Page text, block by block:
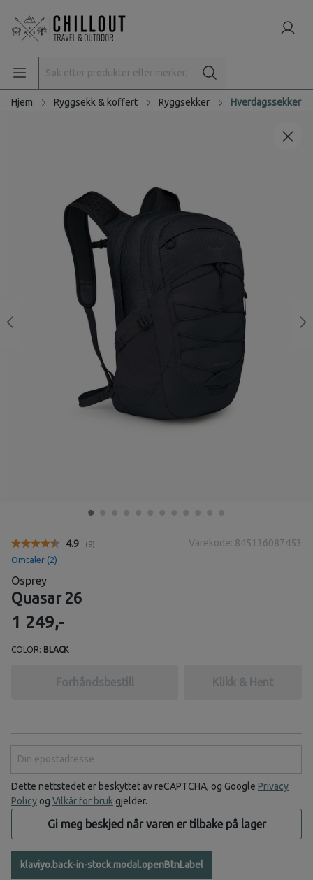
Hjem Ryggsekk & koffert Ryggsekker Hverdagssekker
Gjennomsnittskarakter:
4.9 (stemmer:
9)
Omtaler (2)
Varekode: 845136087453
Osprey
Quasar 26
1 249,-
COLOR: BLACK
Forhåndsbestill Klikk & Hent
Dette nettstedet er beskyttet av reCAPTCHA, og Google Privacy
Policy og Vilkår for bruk gjelder.
Gi meg beskjed når varen er tilbake på lager
klaviyo.back-in-stock.modal.openBtnLabel